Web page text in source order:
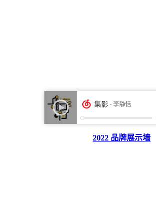
2022 品牌展示墙